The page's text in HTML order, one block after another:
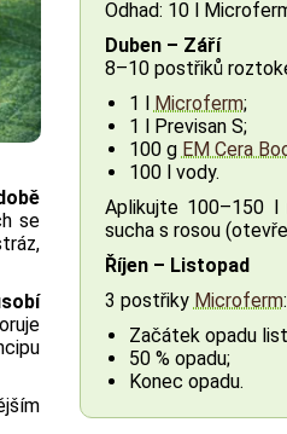
se
Odhad: 10 l
Duben – Září
8–10 postřiků
1 l Microferm;
1 l Previsan S;
100 g EM Cera
100 l vody.
Aplikujte 100–150
sucha s rosou
Říjen – Listopad
3 postřiky Microferm:
Začátek opadu
50 % opadu;
Konec opadu.